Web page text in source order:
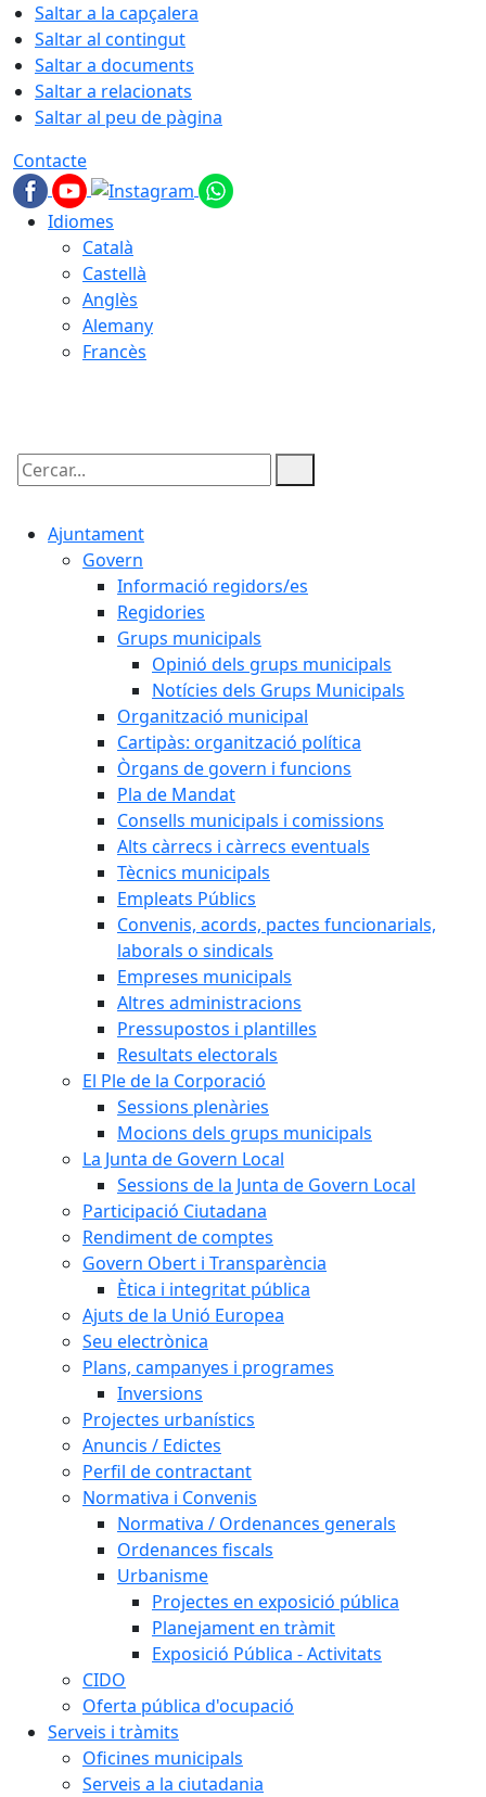
Saltar a la capçalera
Saltar al contingut
Saltar a documents
Saltar a relacionats
Saltar al peu de pàgina
Contacte
Idiomes
Català
Castellà
Anglès
Alemany
Francès
Cercar:
Ajuntament
Govern
Informació regidors/es
Regidories
Grups municipals
Opinió dels grups municipals
Notícies dels Grups Municipals
Organització municipal
Cartipàs: organització política
Òrgans de govern i funcions
Pla de Mandat
Consells municipals i comissions
Alts càrrecs i càrrecs eventuals
Tècnics municipals
Empleats Públics
Convenis, acords, pactes funcionarials,
laborals o sindicals
Empreses municipals
Altres administracions
Pressupostos i plantilles
Resultats electorals
El Ple de la Corporació
Sessions plenàries
Mocions dels grups municipals
La Junta de Govern Local
Sessions de la Junta de Govern Local
Participació Ciutadana
Rendiment de comptes
Govern Obert i Transparència
Ètica i integritat pública
Ajuts de la Unió Europea
Seu electrònica
Plans, campanyes i programes
Inversions
Projectes urbanístics
Anuncis / Edictes
Perfil de contractant
Normativa i Convenis
Normativa / Ordenances generals
Ordenances fiscals
Urbanisme
Projectes en exposició pública
Planejament en tràmit
Exposició Pública - Activitats
CIDO
Oferta pública d'ocupació
Serveis i tràmits
Oficines municipals
Serveis a la ciutadania